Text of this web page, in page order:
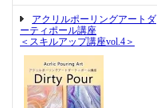
アクリルポーリングアートダ
ーティポール講座
＜スキルアップ講座vol.4＞